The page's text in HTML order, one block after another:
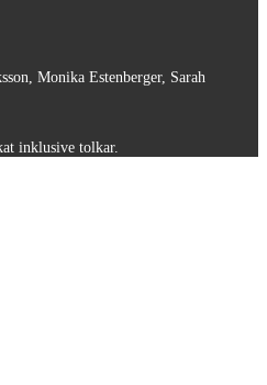
Monika Estenberger, Sarah
inklusive tolkar.